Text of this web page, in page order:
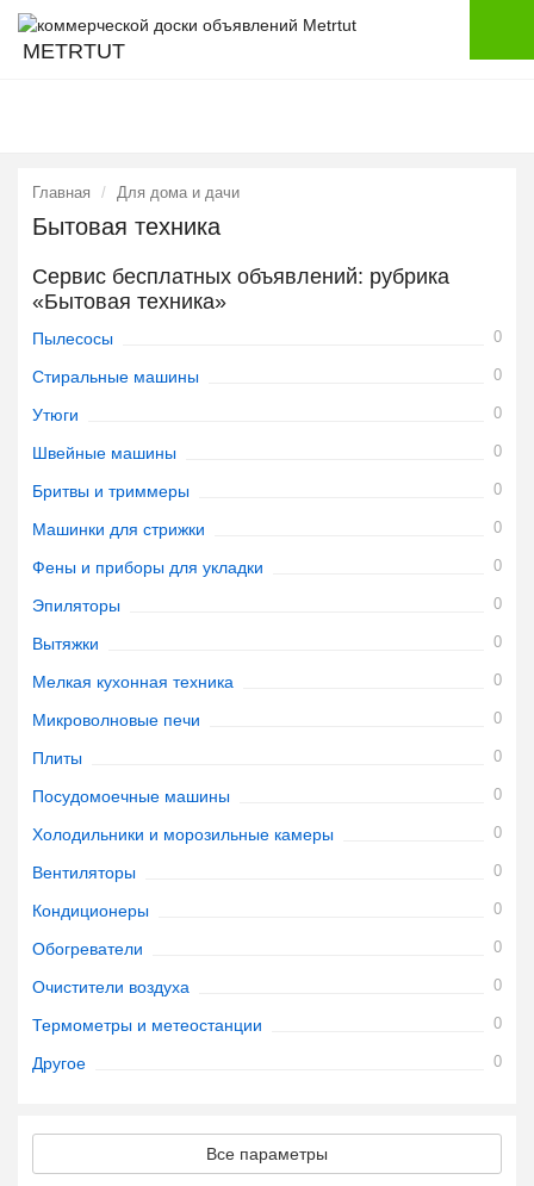
METRTUT
Главная Для дома и дачи
Бытовая техника
Сервис бесплатных объявлений: рубрика
«Бытовая техника»
Пылесосы 0
Стиральные машины 0
Утюги 0
Швейные машины 0
Бритвы и триммеры 0
Машинки для стрижки 0
Фены и приборы для укладки 0
Эпиляторы 0
Вытяжки 0
Мелкая кухонная техника 0
Микроволновые печи 0
Плиты 0
Посудомоечные машины 0
Холодильники и морозильные камеры 0
Вентиляторы 0
Кондиционеры 0
Обогреватели 0
Очистители воздуха 0
Термометры и метеостанции 0
Другое 0
Все параметры